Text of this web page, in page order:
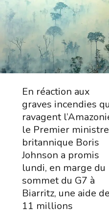
En réaction aux
graves incendies
ravagent
le Premier ministre
britannique Boris
Johnson a promis
lundi, en marge du
sommet du G7 à
Biarritz, une aide de
11 millions